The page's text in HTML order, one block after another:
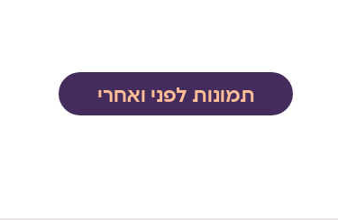
תמונות לפני ואחרי